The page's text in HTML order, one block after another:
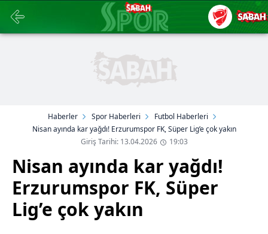
Haberler Spor Haberleri
Futbol Haberleri
Nisan ayında kar yağdı! Erzurumspor FK, Süper Lig’e çok yakın
Giriş Tarihi: 13.04.2026
19:03
Nisan ayında kar yağdı!
Erzurumspor FK, Süper
Lig’e çok yakın